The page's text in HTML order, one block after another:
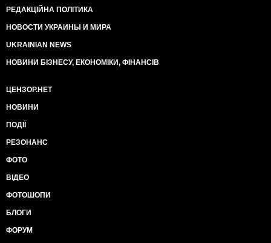
РЕДАКЦІЙНА ПОЛІТИКА
НОВОСТИ УКРАИНЫ И МИРА
UKRAINIAN NEWS
НОВИНИ БІЗНЕСУ, ЕКОНОМІКИ, ФІНАНСІВ
ЦЕНЗОР.НЕТ
НОВИНИ
ПОДІЇ
РЕЗОНАНС
ФОТО
ВІДЕО
ФОТОШОПИ
БЛОГИ
ФОРУМ